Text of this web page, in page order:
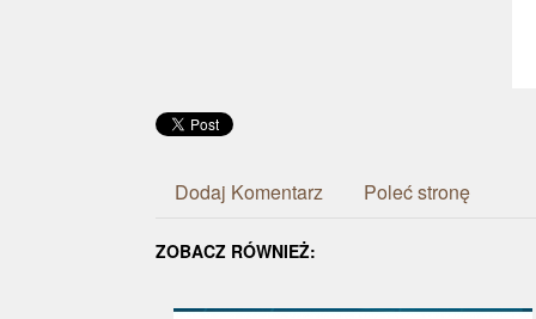
Dodaj Komentarz Poleć stronę
ZOBACZ RÓWNIEŻ: